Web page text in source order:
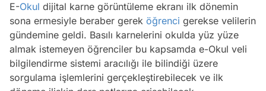
E-Okul dijital karne görüntüleme ekranı ilk dönemin
sona ermesiyle beraber gerek öğrenci gerekse velilerin
gündemine geldi. Basılı karnelerini okulda yüz yüze
almak istemeyen öğrenciler bu kapsamda e-Okul veli
bilgilendirme sistemi aracılığı ile bilindiği üzere
sorgulama işlemlerini gerçekleştirebilecek ve ilk